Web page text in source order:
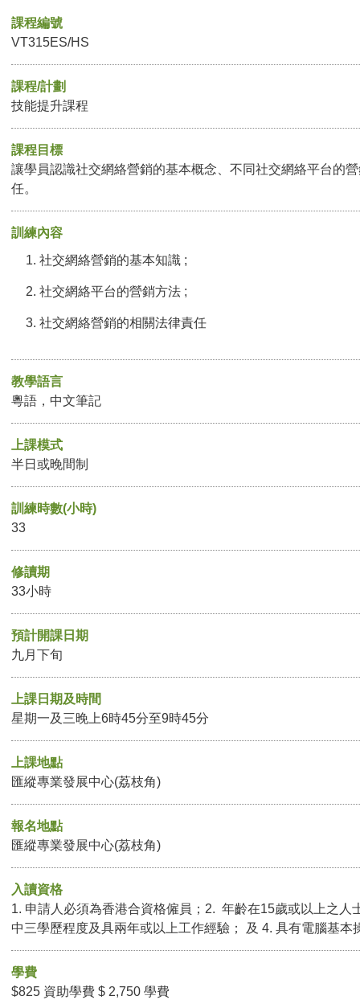
課程編號
VT315ES/HS
課程/計劃
技能提升課程
課程目標
讓學員認識社交網絡營銷的基本概念、不同社交網絡平台的
任。
訓練內容
社交網絡營銷的基本知識 ;
社交網絡平台的營銷方法 ;
社交網絡營銷的相關法律責任
教學語言
粵語，中文筆記
上課模式
半日或晚間制
訓練時數(小時)
33
修讀期
33小時
預計開課日期
九月下旬
上課日期及時間
星期一及三晚上6時45分至9時45分
上課地點
匯縱專業發展中心(荔枝角)
報名地點
匯縱專業發展中心(荔枝角)
入讀資格
1. 申請人必須為香港合資格僱員；2. 年齡在15歲或以上之人
中三學歷程度及具兩年或以上工作經驗； 及 4. 具有電腦基本
學費
$825 資助學費 $ 2,750 學費